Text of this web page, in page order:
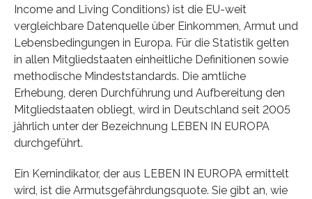
Income and Living Conditions) ist die EU-weit
vergleichbare Datenquelle über Einkommen, Armut und
Lebensbedingungen in Europa. Für die Statistik gelten
in allen Mitgliedstaaten einheitliche Definitionen sowie
methodische Mindeststandards. Die amtliche
Erhebung, deren Durchführung und Aufbereitung den
Mitgliedstaaten obliegt, wird in Deutschland seit 2005
jährlich unter der Bezeichnung LEBEN IN EUROPA
durchgeführt.
Ein Kernindikator, der aus LEBEN IN EUROPA ermittelt
wird, ist die Armutsgefährdungsquote. Sie gibt an, wie